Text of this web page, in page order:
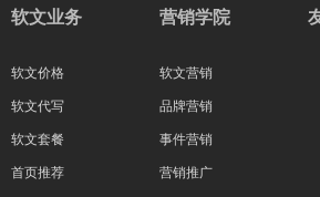
软文业务
软文价格
软文代写
软文套餐
首页推荐
营销学院
软文营销
品牌营销
事件营销
营销推广